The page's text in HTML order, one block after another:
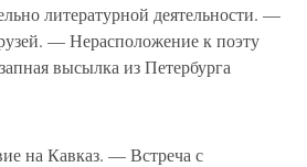
литературной деятельности. —
— Нерасположение к поэту
высылка из Петербурга
на Кавказ. — Встреча с